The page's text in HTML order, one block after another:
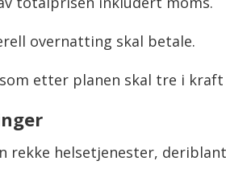
overnatting skal betale.
etter planen skal tre i
rekke helsetjenester,